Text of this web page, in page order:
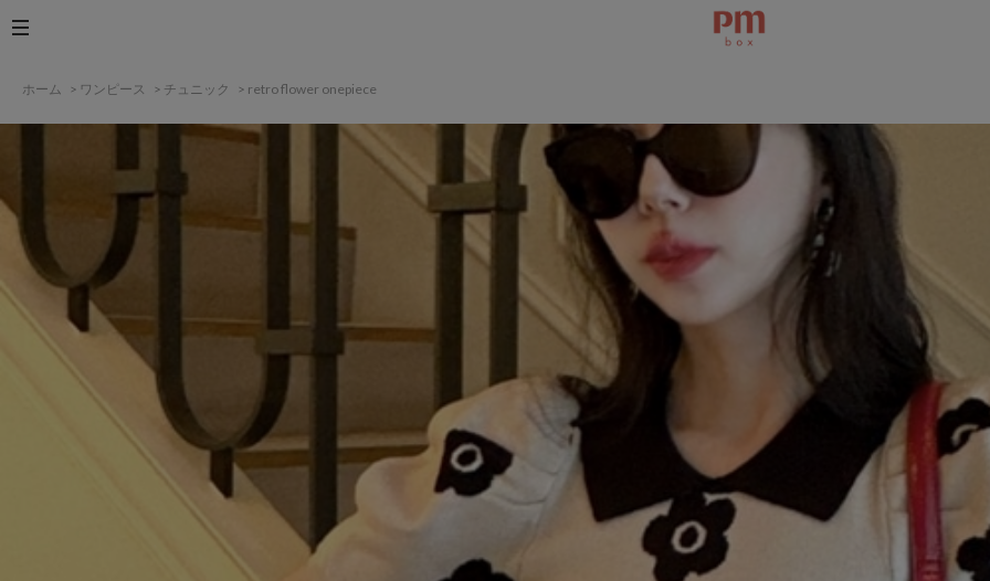
ホーム > ワンピース > チュニック > retro flower onepiece